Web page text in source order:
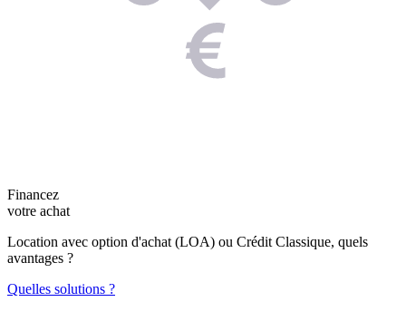
Financez
votre achat
Location avec option d'achat (LOA) ou Crédit Classique, quels
avantages ?
Quelles solutions ?